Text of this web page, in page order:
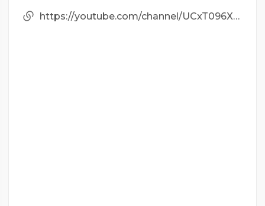
https://youtube.com/channel/UCxT096XNqkIGcAeKOBJT0hw